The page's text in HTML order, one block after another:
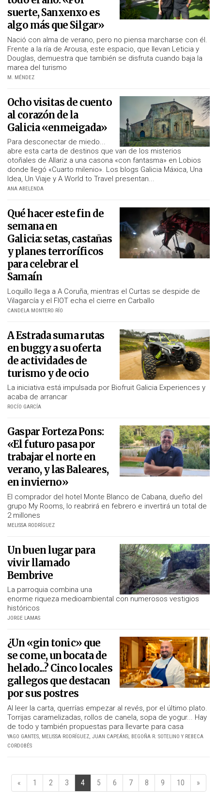
suerte, Sanxenxo es
algo más que Silgar»
Nació con alma de verano, pero no piensa marcharse con él.
Frente a la ría de Arousa, este espacio, que llevan Leticia y
Douglas, demuestra que también se disfruta cuando baja la
marea del turismo
M. MÉNDEZ
Ocho visitas de cuento
al corazón de la
Galicia «enmeigada»
Para desconectar de miedo...
abre esta carta de destinos que van de los misterios
otoñales de Allariz a una casona «con fantasma» en Lobios
donde llegó «Cuarto milenio». Los blogs Galicia Máxica, Una
Idea, Un Viaje y A World to Travel presentan...
ANA ABELENDA
Qué hacer este fin de
semana en
Galicia: setas, castañas
y planes terroríficos
para celebrar el
Samaín
Loquillo llega a A Coruña, mientras el Curtas se despide de
Vilagarcía y el FIOT echa el cierre en Carballo
CANDELA MONTERO RÍO
A Estrada suma rutas
en buggy a su oferta
de actividades de
turismo y de ocio
La iniciativa está impulsada por Biofruit Galicia Experiences y
acaba de arrancar
ROCÍO GARCÍA
Gaspar Forteza Pons:
«El futuro pasa por
trabajar el norte en
verano, y las Baleares,
en invierno»
El comprador del hotel Monte Blanco de Cabana, dueño del
grupo My Rooms, lo reabrirá en febrero e invertirá un total de
2 millones
MELISSA RODRÍGUEZ
Un buen lugar para
vivir llamado
Bembrive
La parroquia combina una
enorme riqueza medioambiental con numerosos vestigios
históricos
JORGE LAMAS
¿Un «gin tonic» que
se come, un bocata de
helado...? Cinco locales
gallegos que destacan
por sus postres
Al leer la carta, querrías empezar al revés, por el último plato.
Torrijas caramelizadas, rollos de canela, sopa de yogur... Hay
de todo y también propuestas para llevarte para casa
YAGO GANTES, MELISSA RODRÍGUEZ, JUAN CAPEÁNS, BEGOÑA R. SOTELINO Y REBECA
CORDOBÉS
« 1 2 3 4 5 6 7 8 9 10 »